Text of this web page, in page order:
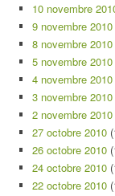
10 novembre
9 novembre 2010
8 novembre 2010
5 novembre 2010
4 novembre 2010
3 novembre 2010
2 novembre 2010
27 octobre 2010
26 octobre 2010
24 octobre 2010
22 octobre 2010